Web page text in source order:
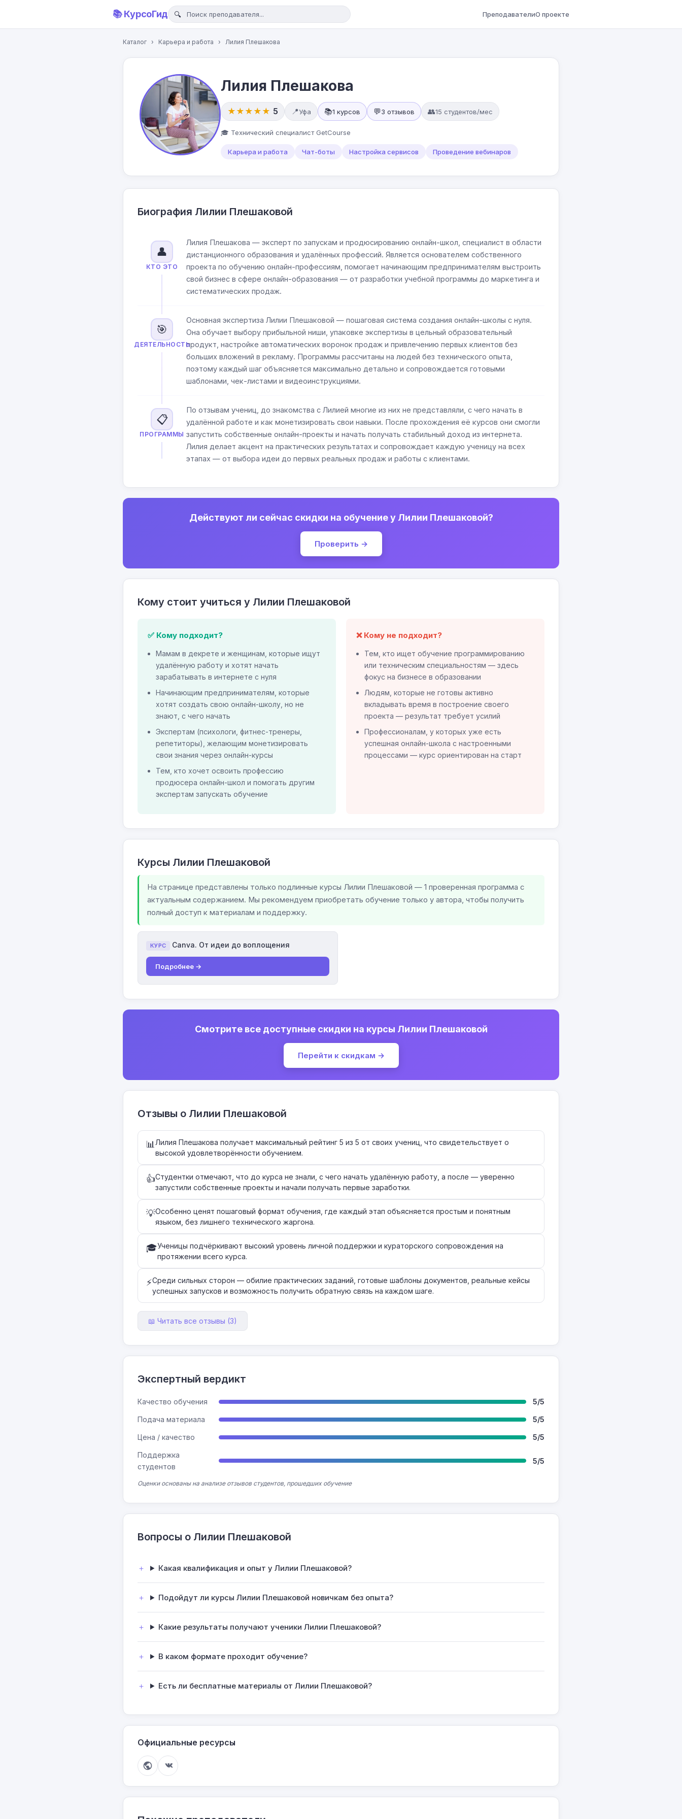
📚 КурсоГид ПреподавателиО проекте
Каталог › Карьера и работа › Лилия Плешакова
Лилия Плешакова
★★★★★ 5 📍Уфа 📚1 курсов 💬3 отзывов 👥15 студентов/мес
🎓 Технический специалист GetCourse
Карьера и работа Чат-боты Настройка сервисов Проведение вебинаров
Биография Лилии Плешаковой
👤
КТО ЭТО
Лилия Плешакова — эксперт по запускам и продюсированию онлайн-школ, специалист в области
дистанционного образования и удалённых профессий. Является основателем собственного
проекта по обучению онлайн-профессиям, помогает начинающим предпринимателям выстроить
свой бизнес в сфере онлайн-образования — от разработки учебной программы до маркетинга и
систематических продаж.
🎯
ДЕЯТЕЛЬНОСТЬ
Основная экспертиза Лилии Плешаковой — пошаговая система создания онлайн-школы с нуля.
Она обучает выбору прибыльной ниши, упаковке экспертизы в цельный образовательный
продукт, настройке автоматических воронок продаж и привлечению первых клиентов без
больших вложений в рекламу. Программы рассчитаны на людей без технического опыта,
поэтому каждый шаг объясняется максимально детально и сопровождается готовыми
шаблонами, чек-листами и видеоинструкциями.
📋
ПРОГРАММЫ
По отзывам учениц, до знакомства с Лилией многие из них не представляли, с чего начать в
удалённой работе и как монетизировать свои навыки. После прохождения её курсов они смогли
запустить собственные онлайн-проекты и начать получать стабильный доход из интернета.
Лилия делает акцент на практических результатах и сопровождает каждую ученицу на всех
этапах — от выбора идеи до первых реальных продаж и работы с клиентами.
Действуют ли сейчас скидки на обучение у Лилии Плешаковой?
Проверить →
Кому стоит учиться у Лилии Плешаковой
✅ Кому подходит?
Мамам в декрете и женщинам, которые ищут
удалённую работу и хотят начать
зарабатывать в интернете с нуля
Начинающим предпринимателям, которые
хотят создать свою онлайн-школу, но не
знают, с чего начать
Экспертам (психологи, фитнес-тренеры,
репетиторы), желающим монетизировать
свои знания через онлайн-курсы
Тем, кто хочет освоить профессию
продюсера онлайн-школ и помогать другим
экспертам запускать обучение
❌ Кому не подходит?
Тем, кто ищет обучение программированию
или техническим специальностям — здесь
фокус на бизнесе в образовании
Людям, которые не готовы активно
вкладывать время в построение своего
проекта — результат требует усилий
Профессионалам, у которых уже есть
успешная онлайн-школа с настроенными
процессами — курс ориентирован на старт
Курсы Лилии Плешаковой
На странице представлены только подлинные курсы Лилии Плешаковой — 1 проверенная программа с
актуальным содержанием. Мы рекомендуем приобретать обучение только у автора, чтобы получить
полный доступ к материалам и поддержку.
КУРС Canva. От идеи до воплощения
Подробнее →
Смотрите все доступные скидки на курсы Лилии Плешаковой
Перейти к скидкам →
Отзывы о Лилии Плешаковой
📊 Лилия Плешакова получает максимальный рейтинг 5 из 5 от своих учениц, что свидетельствует о
высокой удовлетворённости обучением.
👍Студентки отмечают, что до курса не знали, с чего начать удалённую работу, а после — уверенно
запустили собственные проекты и начали получать первые заработки.
💡Особенно ценят пошаговый формат обучения, где каждый этап объясняется простым и понятным
языком, без лишнего технического жаргона.
🎓Ученицы подчёркивают высокий уровень личной поддержки и кураторского сопровождения на
протяжении всего курса.
⚡Среди сильных сторон — обилие практических заданий, готовые шаблоны документов, реальные кейсы
успешных запусков и возможность получить обратную связь на каждом шаге.
📖 Читать все отзывы (3)
Экспертный вердикт
Качество обучения 5/5
Подача материала 5/5
Цена / качество 5/5
Поддержка
студентов
5/5
Оценки основаны на анализе отзывов студентов, прошедших обучение
Вопросы о Лилии Плешаковой
Какая квалификация и опыт у Лилии Плешаковой?
Подойдут ли курсы Лилии Плешаковой новичкам без опыта?
Какие результаты получают ученики Лилии Плешаковой?
В каком формате проходит обучение?
Есть ли бесплатные материалы от Лилии Плешаковой?
Официальные ресурсы